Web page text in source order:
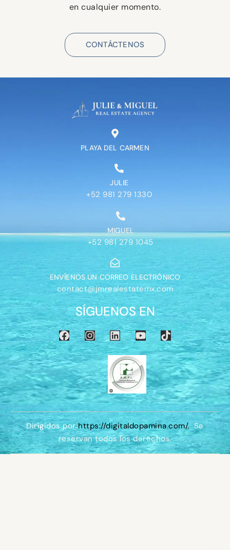
en cualquier momento.
CONTÁCTENOS
PLAYA DEL CARMEN
JULIE
+52 981 279 1330
MIGUEL
+52 981 279 1045
ENVÍENOS UN CORREO ELECTRÓNICO
contact@jmrealestatemx.com
SÍGUENOS EN
Dirigidos porhttps://digitaldopamina.com/.Se
reservan todos los derechos.